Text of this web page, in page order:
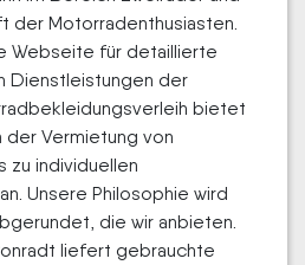
der Motorradenthusiasten.
Webseite für detaillierte
Dienstleistungen der
bietet
Vermietung von
zu individuellen
Unsere Philosophie wird
die wir anbieten.
liefert gebrauchte